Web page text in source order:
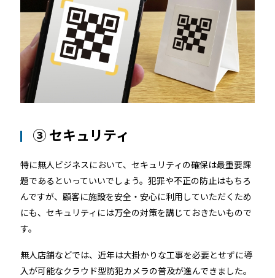
③ セキュリティ
特に無人ビジネスにおいて、セキュリティの確保は最重要課
題であるといっていいでしょう。犯罪や不正の防止はもちろ
んですが、顧客に施設を安全・安心に利用していただくため
にも、セキュリティには万全の対策を講じておきたいもので
す。
無人店舗などでは、近年は大掛かりな工事を必要とせずに導
入が可能なクラウド型防犯カメラの普及が進んできました。